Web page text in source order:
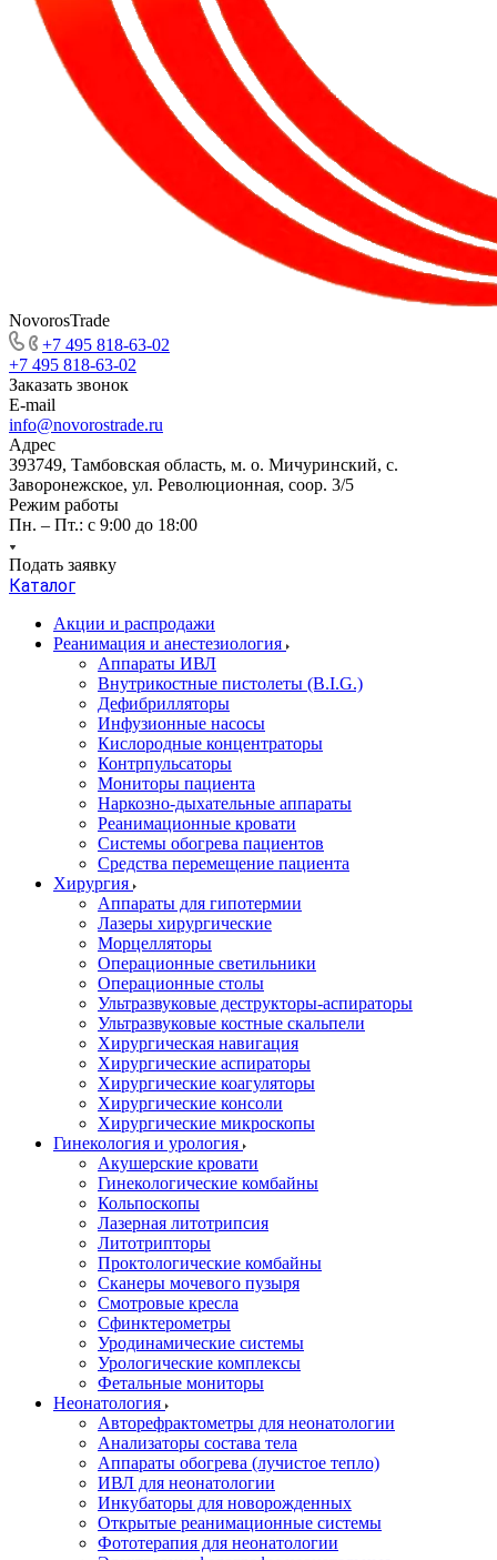
NovorosTrade
+7 495 818-63-02
+7 495 818-63-02
Заказать звонок
E-mail
info@novorostrade.ru
Адрес
393749, Тамбовская область, м. о. Мичуринский, с.
Заворонежское, ул. Революционная, соор. 3/5
Режим работы
Пн. – Пт.: с 9:00 до 18:00
Подать заявку
Каталог
Акции и распродажи
Реанимация и анестезиология
Аппараты ИВЛ
Внутрикостные пистолеты (B.I.G.)
Дефибрилляторы
Инфузионные насосы
Кислородные концентраторы
Контрпульсаторы
Мониторы пациента
Наркозно-дыхательные аппараты
Реанимационные кровати
Системы обогрева пациентов
Средства перемещение пациента
Хирургия
Аппараты для гипотермии
Лазеры хирургические
Морцелляторы
Операционные светильники
Операционные столы
Ультразвуковые деструкторы-аспираторы
Ультразвуковые костные скальпели
Хирургическая навигация
Хирургические аспираторы
Хирургические коагуляторы
Хирургические консоли
Хирургические микроскопы
Гинекология и урология
Акушерские кровати
Гинекологические комбайны
Кольпоскопы
Лазерная литотрипсия
Литотрипторы
Проктологические комбайны
Сканеры мочевого пузыря
Смотровые кресла
Сфинктерометры
Уродинамические системы
Урологические комплексы
Фетальные мониторы
Неонатология
Авторефрактометры для неонатологии
Анализаторы состава тела
Аппараты обогрева (лучистое тепло)
ИВЛ для неонатологии
Инкубаторы для новорожденных
Открытые реанимационные системы
Фототерапия для неонатологии